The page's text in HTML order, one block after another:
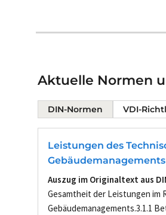
Aktuelle Normen
DIN-Normen VDI-
Leistungen des
Gebäudemanagements
Auszug im Originaltext aus
Gesamtheit der Leistungen im
Gebäudemanagements.3.1.1